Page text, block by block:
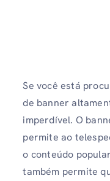
Se você está
de banner
imperdível. O
permite ao
o conteúdo
também permite